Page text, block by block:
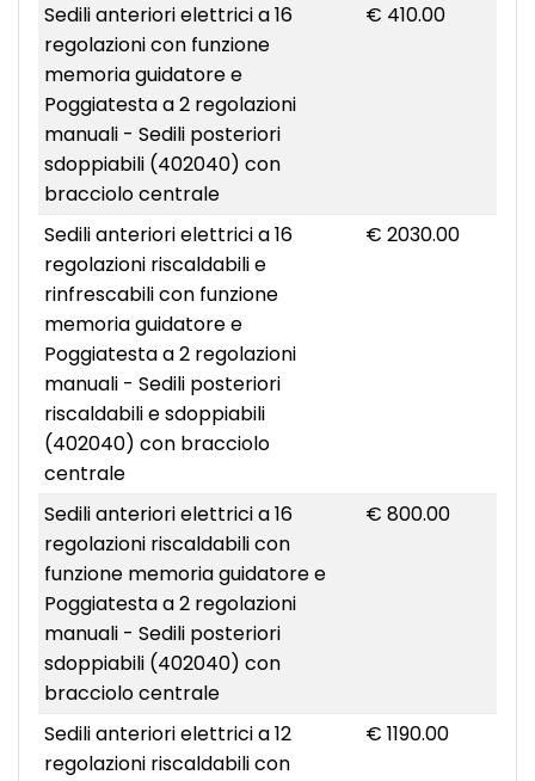
Sedili anteriori elettrici a 16
regolazioni con funzione
memoria guidatore e
Poggiatesta a 2 regolazioni
manuali - Sedili posteriori
sdoppiabili (402040) con
bracciolo centrale
€ 410.00
Sedili anteriori elettrici a 16
regolazioni riscaldabili e
rinfrescabili con funzione
memoria guidatore e
Poggiatesta a 2 regolazioni
manuali - Sedili posteriori
riscaldabili e sdoppiabili
(402040) con bracciolo
centrale
€ 2030.00
Sedili anteriori elettrici a 16
regolazioni riscaldabili con
funzione memoria guidatore e
Poggiatesta a 2 regolazioni
manuali - Sedili posteriori
sdoppiabili (402040) con
bracciolo centrale
€ 800.00
Sedili anteriori elettrici a 12
regolazioni riscaldabili con
€ 1190.00